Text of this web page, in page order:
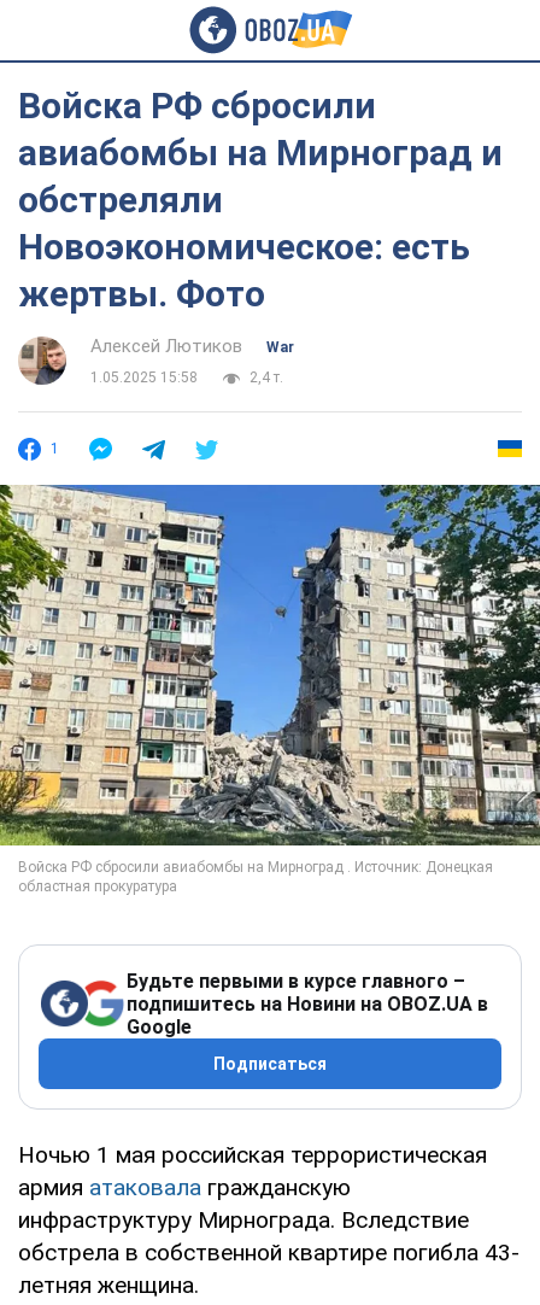
Войска РФ сбросили
авиабомбы на Мирноград и
обстреляли
Новоэкономическое: есть
жертвы. Фото
Алексей Лютиков
War
1.05.2025 15:58
2,4 т.
1
Будьте первыми в курсе главного –
подпишитесь на Новини на OBOZ.UA в
Google
Подписаться
Ночью 1 мая российская террористическая
армия атаковала гражданскую
инфраструктуру Мирнограда. Вследствие
обстрела в собственной квартире погибла 43-
летняя женщина.